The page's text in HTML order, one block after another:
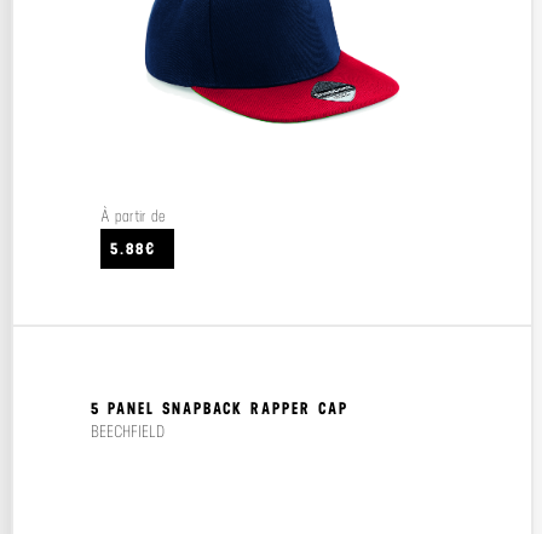
À partir de
5.88€
5 PANEL SNAPBACK RAPPER CAP
BEECHFIELD